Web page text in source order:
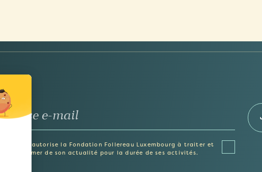
et autorise la Fondation Follereau Luxembourg à traiter et
m’informer de son actualité pour la durée de ses activités.